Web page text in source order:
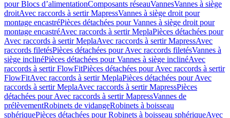
pour Blocs d’alimentationComposants réseauVannesVannes à siège
droitAvec raccords à sertir MapressVannes à siège droit pour
montage encastréPièces détachées pour Vannes à siège droit pour
montage encastréAvec raccords à sertir MeplaPièces détachées pour
Avec raccords à sertir MeplaAvec raccords à sertir MapressAvec
raccords filetésPièces détachées pour Avec raccords filetésVannes à
siège inclinéPièces détachées pour Vannes à siège inclinéAvec
raccords à sertir FlowFitPièces détachées pour Avec raccords à sertir
FlowFitAvec raccords à sertir MeplaPièces détachées pour Avec
raccords à sertir MeplaAvec raccords à sertir MapressPièces
détachées pour Avec raccords à sertir MapressVannes de
prélèvementRobinets de vidangeRobinets à boisseau
sphériquePièces détachées pour Robinets à boisseau sphériqueAvec